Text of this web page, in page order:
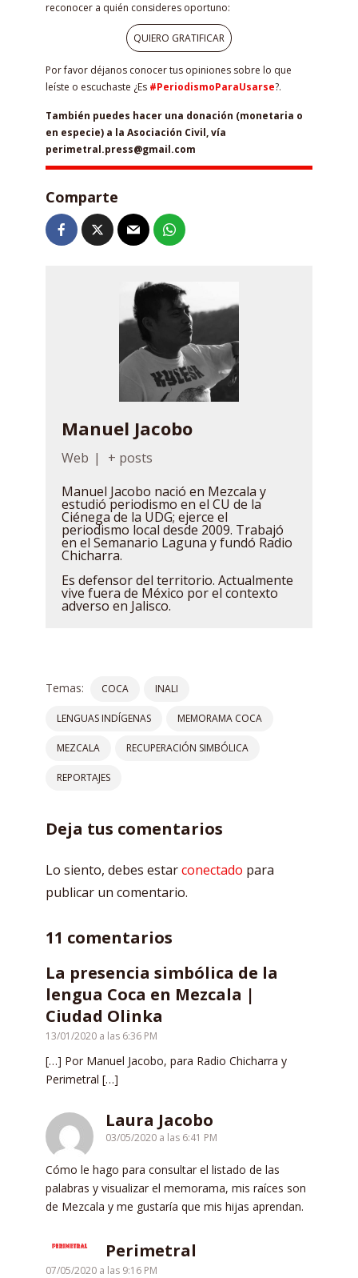
reconocer a quién consideres oportuno:
QUIERO GRATIFICAR
Por favor déjanos conocer tus opiniones sobre lo que
leíste o escuchaste ¿Es #PeriodismoParaUsarse?.
También puedes hacer una donación (monetaria o
en especie) a la Asociación Civil, vía
perimetral.press@gmail.com
Comparte
Manuel Jacobo
Web |
+ posts
Manuel Jacobo nació en Mezcala y
estudió periodismo en el CU de la
Ciénega de la UDG; ejerce el
periodismo local desde 2009. Trabajó
en el Semanario Laguna y fundó Radio
Chicharra.
Es defensor del territorio. Actualmente
vive fuera de México por el contexto
adverso en Jalisco.
Temas: COCA INALI
LENGUAS INDÍGENAS MEMORAMA COCA
MEZCALA RECUPERACIÓN SIMBÓLICA
REPORTAJES
Deja tus comentarios
Lo siento, debes estarconectado para
publicar un comentario.
11 comentarios
La presencia simbólica de la
lengua Coca en Mezcala |
Ciudad Olinka
13/01/2020 a las 6:36 PM
[…] Por Manuel Jacobo, para Radio Chicharra y
Perimetral […]
Laura Jacobo
03/05/2020 a las 6:41 PM
Cómo le hago para consultar el listado de las
palabras y visualizar el memorama, mis raíces son
de Mezcala y me gustaría que mis hijas aprendan.
Perimetral
07/05/2020 a las 9:16 PM